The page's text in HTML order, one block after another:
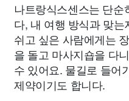
나트랑식스센스는 단순
다, 내 여행 방식과 맞
쉬고 싶은 사람에게는
을 돌고 마사지숍을 다
수 있어요. 물길로 들어
제약이기도 합니다.